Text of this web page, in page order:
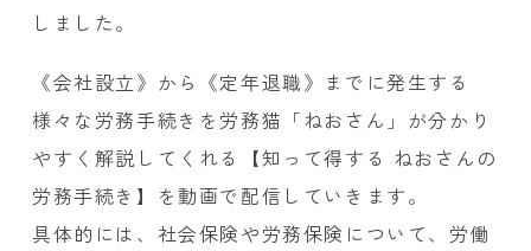
しました。
《会社設立》から《定年退職》までに発生する
様々な労務手続きを労務猫「ねおさん」が分かり
やすく解説してくれる【知って得する ねおさんの
労務手続き】を動画で配信していきます。
具体的には、社会保険や労務保険について、労働